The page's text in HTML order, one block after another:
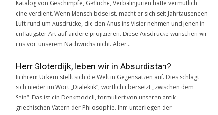
Katalog von Geschimpfe, Gefluche, Verbalinjurien hätte vermutlich
eine verdient. Wenn Mensch böse ist, macht er sich seit Jahrtausenden
Luft rund um Ausdrücke, die den Anus ins Visier nehmen und jenen in
unflätigster Art auf andere projizieren. Diese Ausdrücke wünschen wir
uns von unserem Nachwuchs nicht. Aber…
Herr Sloterdijk, leben wir in Absurdistan?
In ihrem Urkern stellt sich die Welt in Gegensätzen auf. Dies schlägt
sich nieder im Wort „Dialektik“, wörtlich übersetzt „zwischen dem
Sein“. Das ist ein Denkmodell, formuliert von unseren antik-
griechischen Vätern der Philosophie. Ihm unterliegen der